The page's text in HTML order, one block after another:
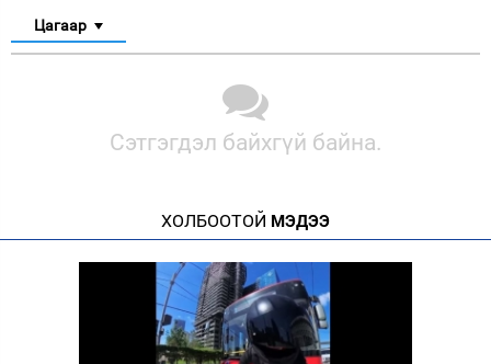
Цагаар
Сэтгэгдэл байхгүй байна.
ХОЛБООТОЙ МЭДЭЭ